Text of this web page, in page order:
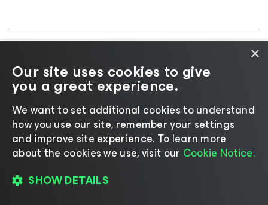
REGÍSTRESE PARA VERLO
Aviso de cookies|Legal|Política de licencias
Recursos para proveedores
Cambiar idioma
×
Our site uses cookies to give
you a great experience.
We want to set additional cookies to understand
how you use our site, remember your settings
and improve site experience. ​To learn more
about the cookies we use, visit our Cookie Notice.
SHOW DETAILS